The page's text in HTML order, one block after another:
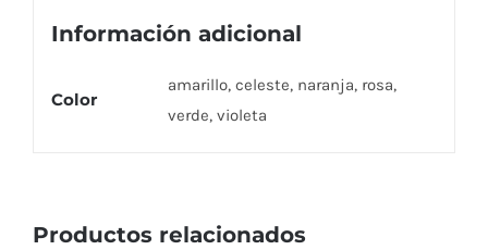
Información adicional
Color
amarillo, celeste, naranja, rosa,
verde, violeta
Productos relacionados